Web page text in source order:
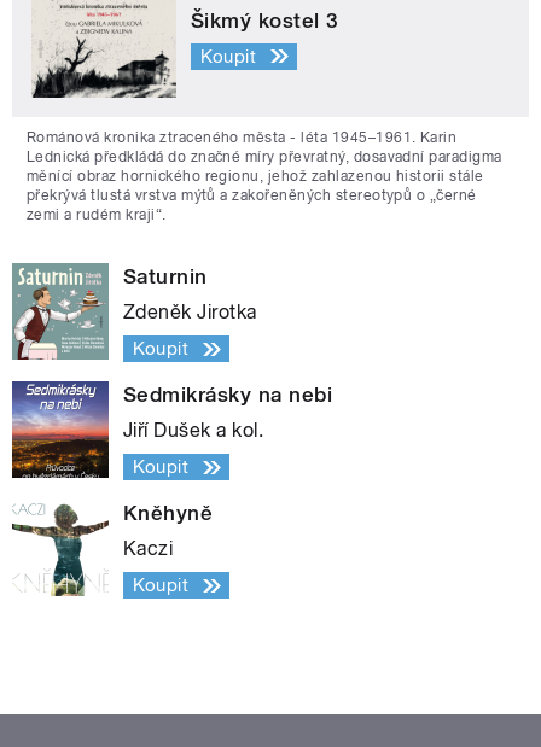
Šikmý kostel 3
Koupit
Románová kronika ztraceného města - léta 1945–1961. Karin
Lednická předkládá do značné míry převratný, dosavadní paradigma
měnící obraz hornického regionu, jehož zahlazenou historii stále
překrývá tlustá vrstva mýtů a zakořeněných stereotypů o „černé
zemi a rudém kraji“.
Saturnin
Zdeněk Jirotka
Koupit
Sedmikrásky na nebi
Jiří Dušek a kol.
Koupit
Kněhyně
Kaczi
Koupit